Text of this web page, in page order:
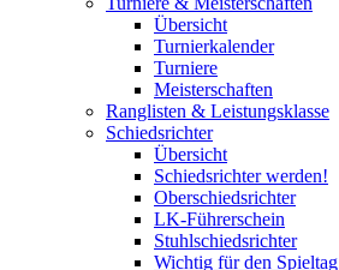
Übersicht
Turnierkalender
Turniere
Meisterschaften
Ranglisten & Leistungsklasse
Schiedsrichter
Übersicht
Schiedsrichter werden!
Oberschiedsrichter
LK-Führerschein
Stuhlschiedsrichter
Wichtig für den Spieltag